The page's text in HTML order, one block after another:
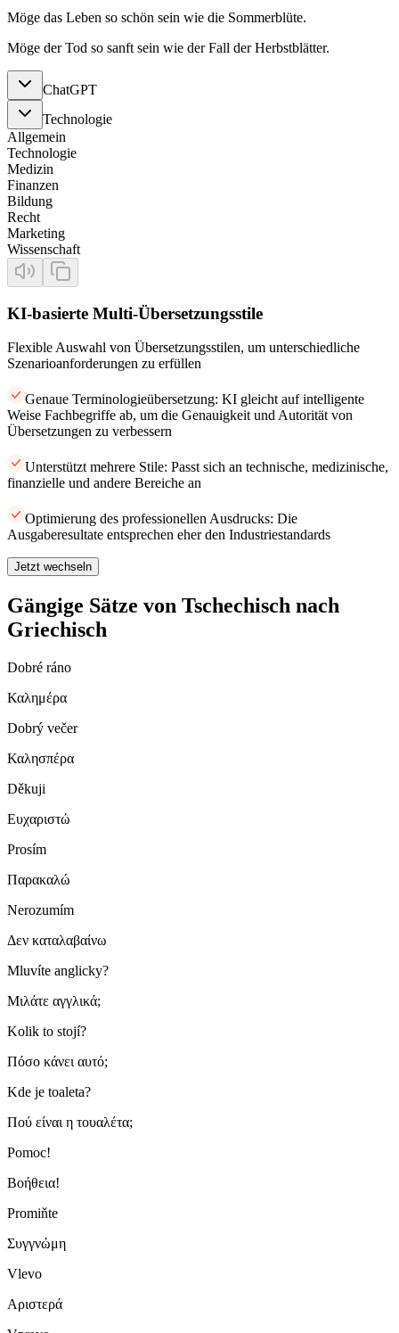
Möge das Leben so schön sein wie die Sommerblüte.
Möge der Tod so sanft sein wie der Fall der Herbstblätter.
ChatGPT
Technologie
Allgemein
Technologie
Medizin
Finanzen
Bildung
Recht
Marketing
Wissenschaft
KI-basierte Multi-Übersetzungsstile
Flexible Auswahl von Übersetzungsstilen, um unterschiedliche
Szenarioanforderungen zu erfüllen
Genaue Terminologieübersetzung: KI gleicht auf intelligente
Weise Fachbegriffe ab, um die Genauigkeit und Autorität von
Übersetzungen zu verbessern
Unterstützt mehrere Stile: Passt sich an technische, medizinische,
finanzielle und andere Bereiche an
Optimierung des professionellen Ausdrucks: Die
Ausgaberesultate entsprechen eher den Industriestandards
Jetzt wechseln
Gängige Sätze von Tschechisch nach
Griechisch
Dobré ráno
Καλημέρα
Dobrý večer
Καλησπέρα
Děkuji
Ευχαριστώ
Prosím
Παρακαλώ
Nerozumím
Δεν καταλαβαίνω
Mluvíte anglicky?
Μιλάτε αγγλικά;
Kolik to stojí?
Πόσο κάνει αυτό;
Kde je toaleta?
Πού είναι η τουαλέτα;
Pomoc!
Βοήθεια!
Promiňte
Συγγνώμη
Vlevo
Αριστερά